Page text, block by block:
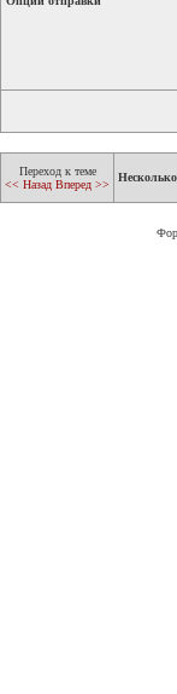
Переход к теме
<< Назад Вперед >>